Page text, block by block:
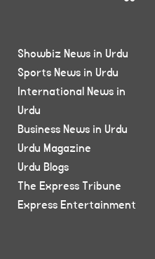
Showbiz News in Urdu
Sports News in Urdu
International News in
Urdu
Business News in Urdu
Urdu Magazine
Urdu Blogs
The Express Tribune
Express Entertainment